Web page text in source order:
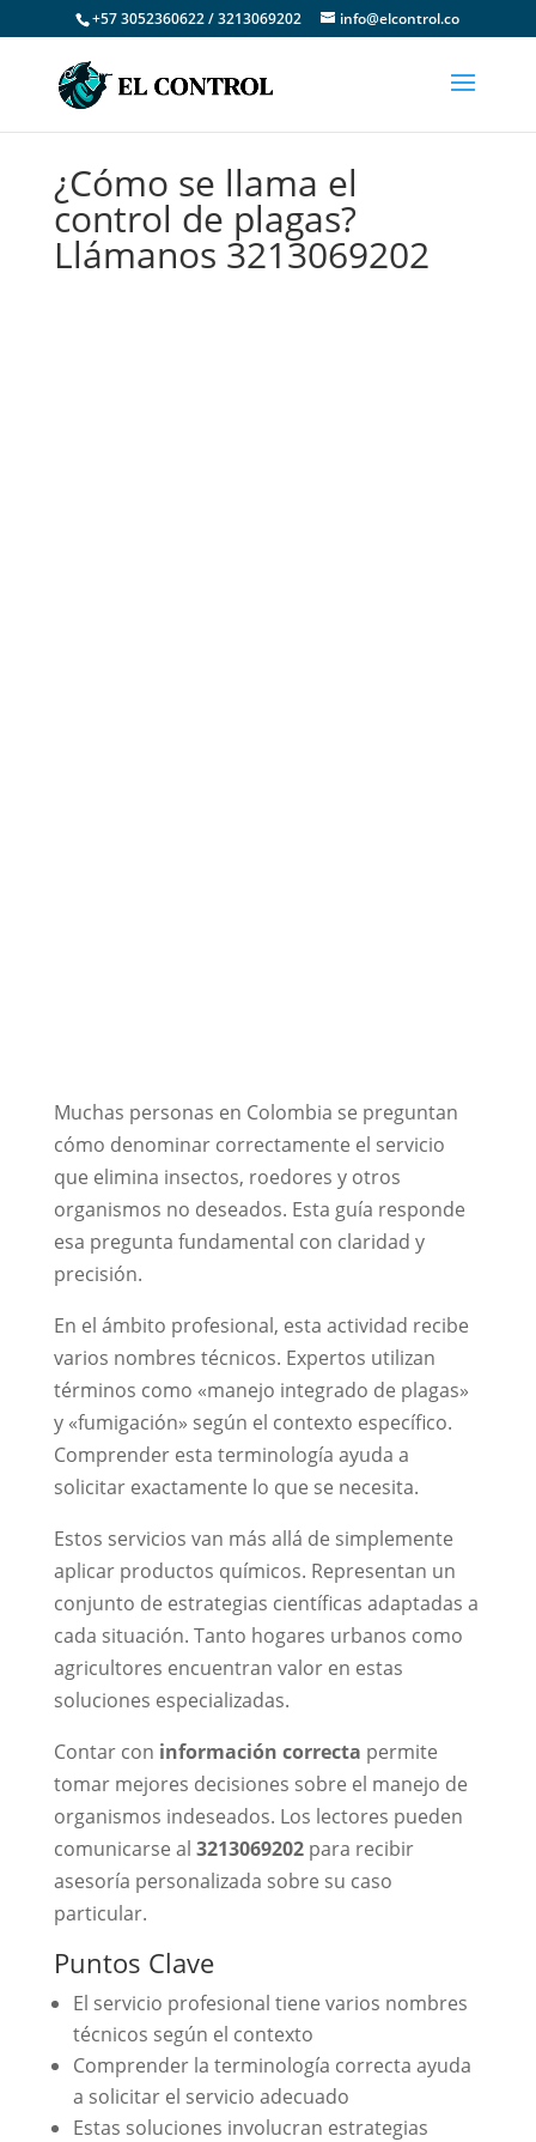
+57 3052360622 / 3213069202 info@elcontrol.co
¿Cómo se llama el
control de plagas?
Llámanos 3213069202
Muchas personas en Colombia se preguntan
cómo denominar correctamente el servicio
que elimina insectos, roedores y otros
organismos no deseados. Esta guía responde
esa pregunta fundamental con claridad y
precisión.
En el ámbito profesional, esta actividad recibe
varios nombres técnicos. Expertos utilizan
términos como «manejo integrado de plagas»
y «fumigación» según el contexto específico.
Comprender esta terminología ayuda a
solicitar exactamente lo que se necesita.
Estos servicios van más allá de simplemente
aplicar productos químicos. Representan un
conjunto de estrategias científicas adaptadas a
cada situación. Tanto hogares urbanos como
agricultores encuentran valor en estas
soluciones especializadas.
Contar con información correcta permite
tomar mejores decisiones sobre el manejo de
organismos indeseados. Los lectores pueden
comunicarse al 3213069202para recibir
asesoría personalizada sobre su caso
particular.
Puntos Clave
El servicio profesional tiene varios nombres
técnicos según el contexto
Comprender la terminología correcta ayuda
a solicitar el servicio adecuado
Estas soluciones involucran estrategias